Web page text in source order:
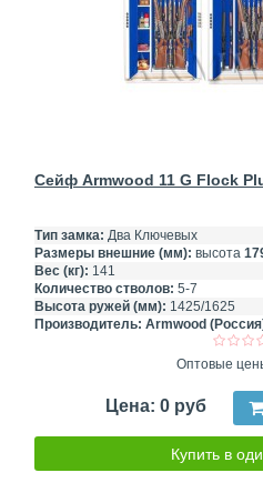
Сейф Armwood 11 G Flock
Тип замка: Два Ключевых
Размеры внешние (мм): высота
Вес (кг): 141
Количество стволов: 5-7
Высота ружей (мм): 1425/1625
Производитель: Armwood
Оптовые
Цена: 0 руб
Купить в